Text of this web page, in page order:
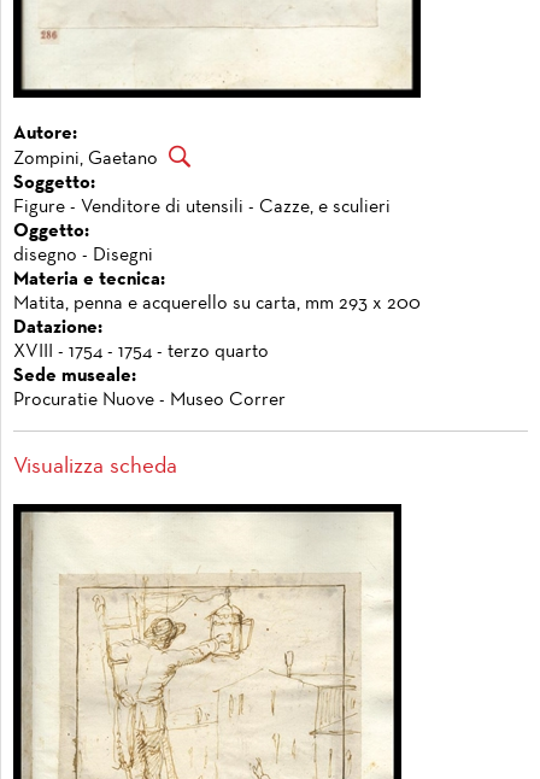
Autore:
Zompini, Gaetano
Soggetto:
Figure - Venditore di utensili - Cazze, e sculieri
Oggetto:
disegno - Disegni
Materia e tecnica:
Matita, penna e acquerello su carta, mm 293 x 200
Datazione:
XVIII - 1754 - 1754 - terzo quarto
Sede museale:
Procuratie Nuove - Museo Correr
Visualizza scheda